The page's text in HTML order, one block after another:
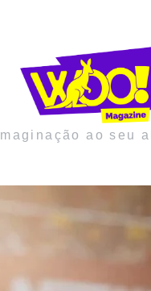
ao seu